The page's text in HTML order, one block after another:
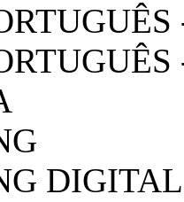
DIGITAL